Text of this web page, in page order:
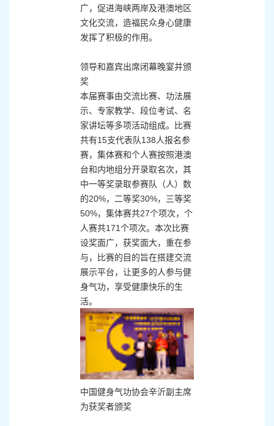
广，促进海峡两岸及港澳地区
文化交流，造福民众身心健康
发挥了积极的作用。
领导和嘉宾出席闭幕晚宴并颁
奖
本届赛事由交流比赛、功法展
示、专家教学、段位考试、名
家讲坛等多项活动组成。比赛
共有15支代表队138人报名参
赛，集体赛和个人赛按照港澳
台和内地组分开录取名次，其
中一等奖录取参赛队（人）数
的20%，二等奖30%，三等奖
50%，集体赛共27个项次，个
人赛共171个项次。本次比赛
设奖面广，获奖面大，重在参
与，比赛的目的旨在搭建交流
展示平台，让更多的人参与健
身气功，享受健康快乐的生
活。
中国健身气功协会辛沂副主席
为获奖者颁奖